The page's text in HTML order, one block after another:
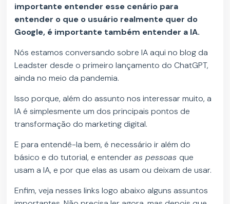
importante entender esse cenário para
entender o que o usuário realmente quer do
Google, é importante também entender a IA.
Nós estamos conversando sobre IA aqui no blog da
Leadster desde o primeiro lançamento do ChatGPT,
ainda no meio da pandemia.
Isso porque, além do assunto nos interessar muito, a
IA é simplesmente um dos principais pontos de
transformação do marketing digital.
E para entendê-la bem, é necessário ir além do
básico e do tutorial, e entenderas pessoasque
usam a IA, e por que elas as usam ou deixam de usar.
Enfim, veja nesses links logo abaixo alguns assuntos